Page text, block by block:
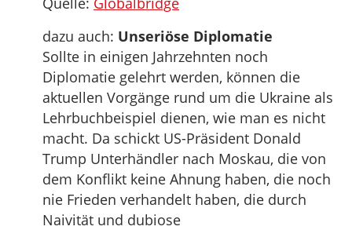
dazu auch: Unseriöse Diplomatie
Sollte in einigen Jahrzehnten noch
Diplomatie gelehrt werden, können die
aktuellen Vorgänge rund um die Ukraine als
Lehrbuchbeispiel dienen, wie man es nicht
macht. Da schickt US-Präsident Donald
Trump Unterhändler nach Moskau, die von
dem Konflikt keine Ahnung haben, die noch
nie Frieden verhandelt haben, die durch
Naivität und dubiose